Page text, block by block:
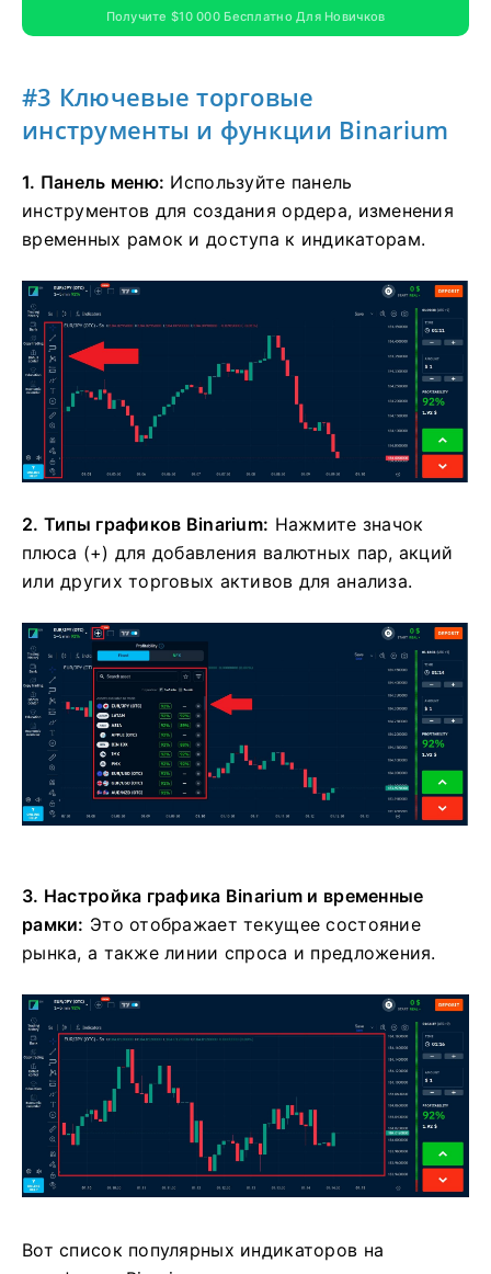
Получите $10 000 Бесплатно Для Новичков
#3 Ключевые торговые
инструменты и функции Binarium
1. Панель меню: Используйте панель
инструментов для создания ордера, изменения
временных рамок и доступа к индикаторам.
2. Типы графиков Binarium: Нажмите значок
плюса (+) для добавления валютных пар, акций
или других торговых активов для анализа.
3. Настройка графика Binarium и временные
рамки: Этоотображает текущее состояние
рынка, а также линии спроса и предложения.
Вот список популярных индикаторов на